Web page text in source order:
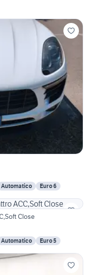
Automatico
Euro 6
Close
Automatico Euro 5